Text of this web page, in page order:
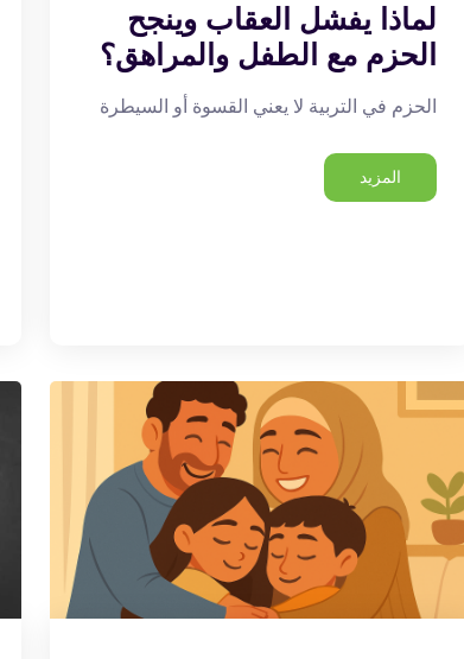
لماذا يفشل العقاب وينجح
الحزم مع الطفل والمراهق؟
الحزم في التربية لا يعني القسوة أو السيطرة
المزيد